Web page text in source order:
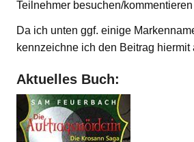
Teilnehmer besuchen/
Da ich unten ggf. einige
kennzeichne ich den Beitrag hiermit
Aktuelles Buch: